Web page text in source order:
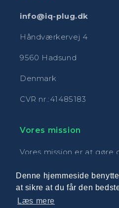
Denne hjemmeside
at sikre at du får den
Læs mere
info@iq-plug.dk
Håndværkervej 4
9560 Hadsund
Denmark
CVR nr.:41485183
Vores mission
Vores mission er at gøre
komme tættere på